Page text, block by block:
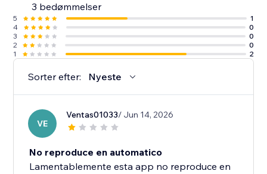
3 bedømmelser
5
1
4
0
3
0
2
0
1
2
Sorter efter: Nyeste
VE
Ventas01033/ Jun 14, 2026
No reproduce en automatico
Lamentablemente esta app no reproduce en